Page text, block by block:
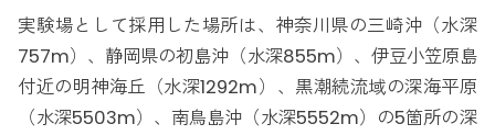
実験場として採用した場所は、神奈川県の三崎沖（水深
757m）、静岡県の初島沖（水深855m）、伊豆小笠原島
付近の明神海丘（水深1292m）、黒潮続流域の深海平原
（水深5503m）、南鳥島沖（水深5552m）の5箇所の深